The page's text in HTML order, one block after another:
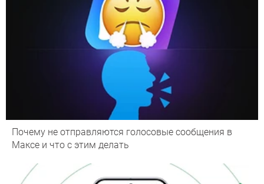
Почему не отправляются голосовые сообщения в
Максе и что с этим делать